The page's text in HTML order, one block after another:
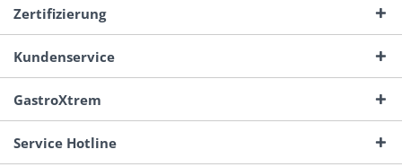
Zertifizierung
Kundenservice
GastroXtrem
Service Hotline